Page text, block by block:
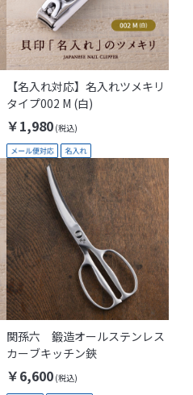
【名入れ対応】名入れツメキリ
タイプ002 M (白)
￥1,980
関孫六 鍛造オールステンレス
カーブキッチン鋏
￥6,600